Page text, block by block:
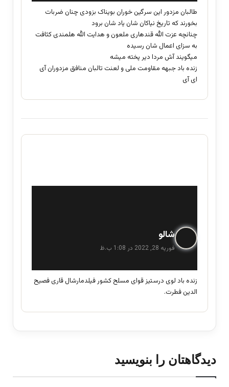
طالبان مزدور این سرگین خوران بویناک بزودی چنان ضربات
بخورند که تاریخ نیاکان شان یاد شان برود
چنانچه عزت الله قندهاری ملعون و هدایت الله هلمندی کثافت
به سزای اعمال شان رسیده
میگویند آش مردا دیر پخته میشه
زنده باد جبهه مقاومت ملی و لعنت تالبان منافق مزدوران آی
ای آی
شالو
ف فوریه 28, 2022 در 1:08 ب.ظ
زنده باد لوی درستیز قوای مسلح کشور فیلدمارشال قاری فصیح
الدین فطرت.
دیدگاهتان را بنویسید